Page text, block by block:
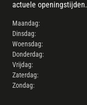
actuele openingstijden.
Maandag:
Dinsdag:
Woensdag:
Donderdag:
Vrijdag:
Zaterdag:
Zondag: